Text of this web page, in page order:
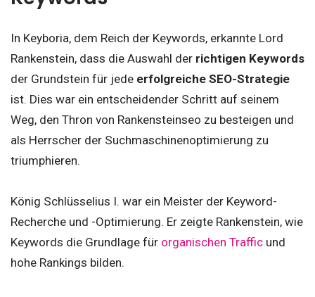
In Keyboria, dem Reich der Keywords, erkannte Lord
Rankenstein, dass die Auswahl der richtigen Keywords
der Grundstein für jede erfolgreiche SEO-Strategie
ist. Dies war ein entscheidender Schritt auf seinem
Weg, den Thron von Rankensteinseo zu besteigen und
als Herrscher der Suchmaschinenoptimierung zu
triumphieren.
König Schlüsselius I. war ein Meister der Keyword-
Recherche und -Optimierung. Er zeigte Rankenstein, wie
Keywords die Grundlage für organischen Traffic und
hohe Rankings bilden.